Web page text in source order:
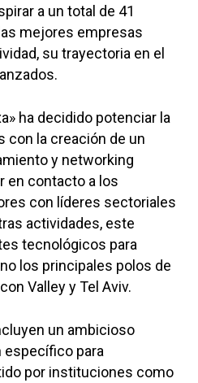
a un total de 41
mejores empresas
su trayectoria en el
ha decidido potenciar la
con la creación de un
y networking
en contacto a los
con líderes sectoriales
actividades, este
tecnológicos para
los principales polos de
Valley y Tel Aviv.
un ambicioso
específico para
por instituciones como